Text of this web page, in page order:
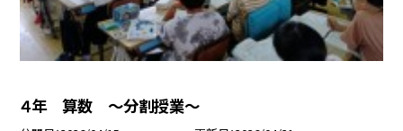
４年 算数 ～分割授業～